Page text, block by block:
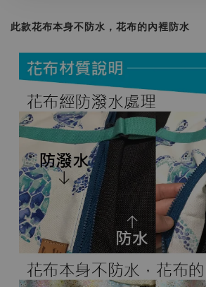
此款花布本身不防水，花布的內裡防水